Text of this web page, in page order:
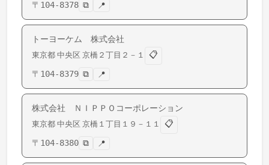
〒 104-8378 ⧉ 📍
トーヨーケム 株式会社
東京都 中央区 京橋 ２丁目２－１
📋
〒 104-8379 ⧉ 📍
株式会社 ＮＩＰＰＯコーポレーション
東京都 中央区 京橋 １丁目１９－１１
📋
〒 104-8380 ⧉ 📍